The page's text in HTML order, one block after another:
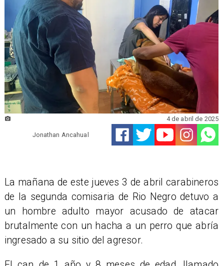
Jonathan Ancahual
4 de abril de 2025
​La mañana de este jueves 3 de abril carabineros
de la segunda comisaria de Rio Negro detuvo a
un hombre adulto mayor acusado de atacar
brutalmente con un hacha a un perro que abría
ingresado a su sitio del agresor.